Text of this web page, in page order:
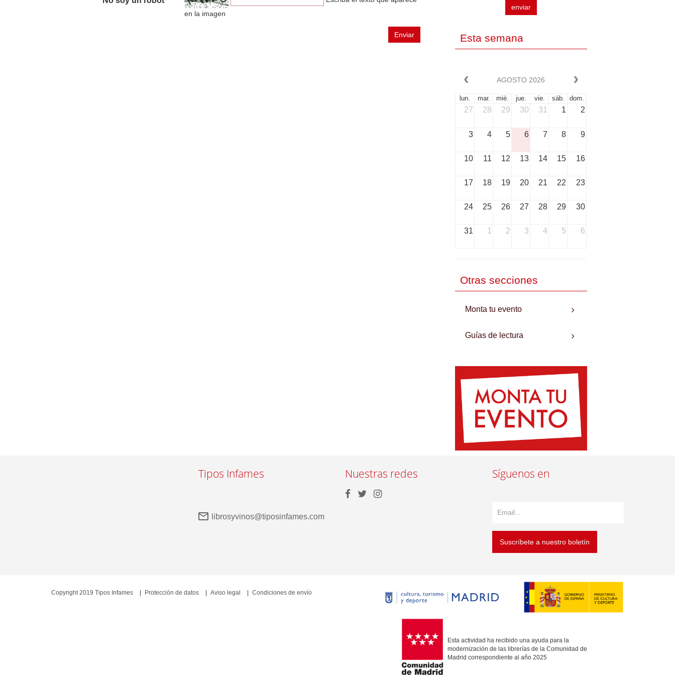
en la imagen
Enviar
enviar
Esta semana
AGOSTO 2026
lun. mar. mié. jue. vie. sáb. dom.
27 28 29 30 31 1 2
3 4 5 6 7 8 9
10 11 12 13 14 15 16
17 18 19 20 21 22 23
24 25 26 27 28 29 30
31 1 2 3 4 5 6
Otras secciones
Monta tu evento
Guías de lectura
Tipos Infames
librosyvinos@tiposinfames.com
Nuestras redes Síguenos en
Suscríbete a nuestro boletín
Esta actividad ha recibido una ayuda para la
modernización de las librerías de la Comunidad de
Madrid correspondiente al año 2025
Copyright 2019 Tipos Infames Protección de datos Aviso legal Condiciones de envío